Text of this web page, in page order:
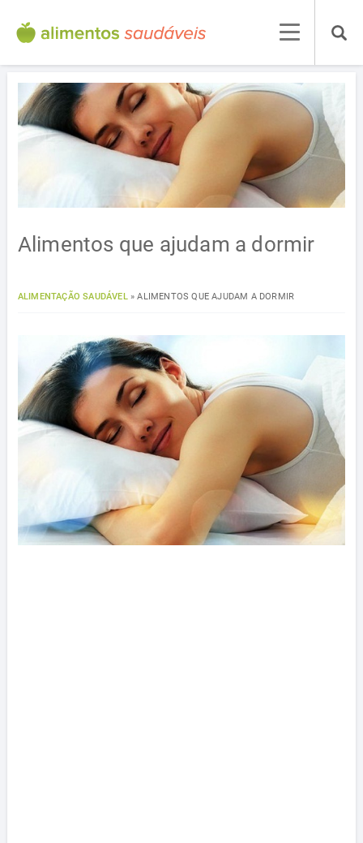
Alimentos que ajudam a dormir
ALIMENTAÇÃO SAUDÁVEL»ALIMENTOS QUE AJUDAM A DORMIR